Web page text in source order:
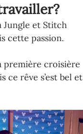
Jungle et Stitch
cette passion.
première croisière
ce rêve s’est bel et